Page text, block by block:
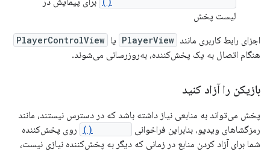
لیست پخش
اجزای رابط کاربری مانند PlayerView یا PlayerControlView
هنگام اتصال به یک پخش‌کننده، به‌روزرسانی می‌شوند.
بازیکن را آزاد کنید
پخش می‌تواند به منابعی نیاز داشته باشد که در دسترس نیستند، مانند
رمزگشاهای ویدیو، بنابراین فراخوانی
روی پخش‌کننده
شما برای آزاد کردن منابع در زمانی که دیگر به پخش‌کننده نیازی نیست،